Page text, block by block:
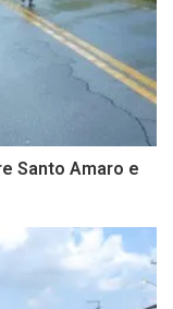
Santo Amaro e